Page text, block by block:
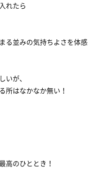
れたら
る並みの気持ちよさを体感
が、
所はなかなか無い！
高のひととき！